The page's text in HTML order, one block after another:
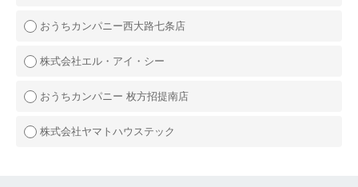
おうちカンパニー西大路七条店
株式会社エル・アイ・シー
おうちカンパニー 枚方招提南店
株式会社ヤマトハウステック